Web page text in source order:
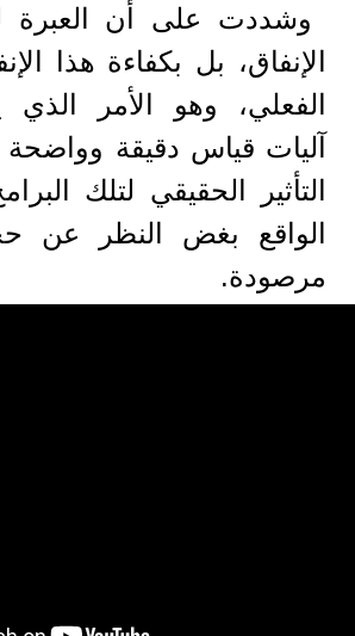
وشددت على أن
الإنفاق، بل بكفاءة هذا
الفعلي، وهو الأمر
آليات قياس دقيقة
التأثير الحقيقي لتلك
الواقع بغض النظر عن
مرصودة.